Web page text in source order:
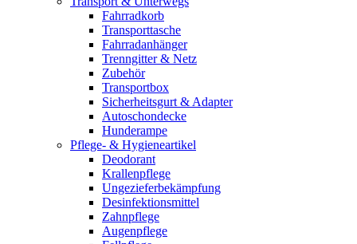
Fahrradkorb
Transporttasche
Fahrradanhänger
Trenngitter & Netz
Zubehör
Transportbox
Sicherheitsgurt & Adapter
Autoschondecke
Hunderampe
Pflege- & Hygieneartikel
Deodorant
Krallenpflege
Ungezieferbekämpfung
Desinfektionsmittel
Zahnpflege
Augenpflege